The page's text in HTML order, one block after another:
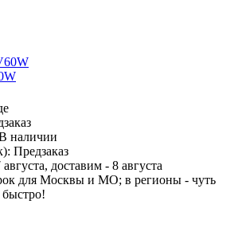
наличии
Предзаказ
доставим - 8 августа
для Москвы и МО; в регионы - чуть
быстро!